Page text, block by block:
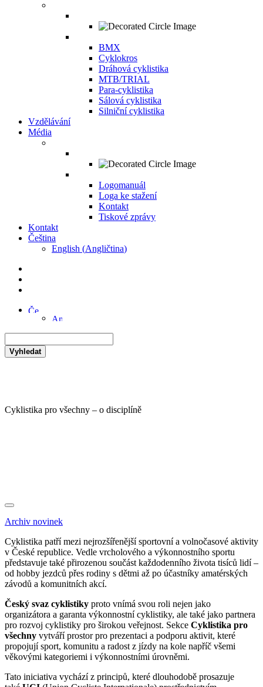
BMX
Cyklokros
Dráhová cyklistika
MTB/TRIAL
Para-cyklistika
Sálová cyklistika
Silniční cyklistika
Vzdělávání
Média
Logomanuál
Loga ke stažení
Kontakt
Tiskové zprávy
Kontakt
Čeština
English (Angličtina)
Vyhledat
Cyklistika pro všechny – o disciplíně
Archiv novinek
Cyklistika patří mezi nejrozšířenější sportovní a volnočasové aktivity
v České republice. Vedle vrcholového a výkonnostního sportu
představuje také přirozenou součást každodenního života tisíců lidí –
od hobby jezdců přes rodiny s dětmi až po účastníky amatérských
závodů a komunitních akcí.
Český svaz cyklistiky proto vnímá svou roli nejen jako
organizátora a garanta výkonnostní cyklistiky, ale také jako partnera
pro rozvoj cyklistiky pro širokou veřejnost. Sekce Cyklistika pro
všechny vytváří prostor pro prezentaci a podporu aktivit, které
propojují sport, komunitu a radost z jízdy na kole napříč všemi
věkovými kategoriemi i výkonnostními úrovněmi.
Tato iniciativa vychází z principů, které dlouhodobě prosazuje